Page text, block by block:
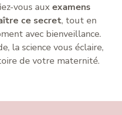
vous aux examens
ce secret, tout en
avec bienveillance.
la science vous éclaire,
de votre maternité.